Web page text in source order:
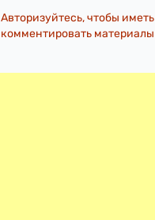
Авторизуйтесь, чтобы
комментировать материалы